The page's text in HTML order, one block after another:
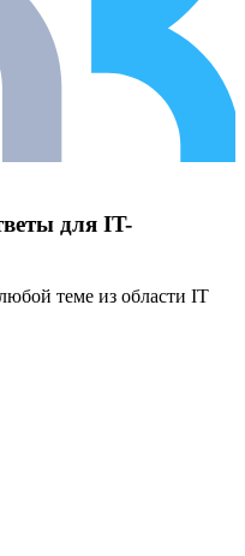
для IT-
теме из области IT